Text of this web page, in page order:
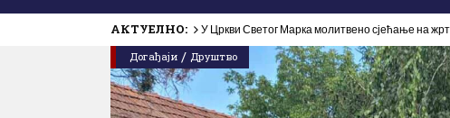
АКТУЕЛНО:
У Цркви Светог Марка молитвено сјећање на
Догађаји / Друштво